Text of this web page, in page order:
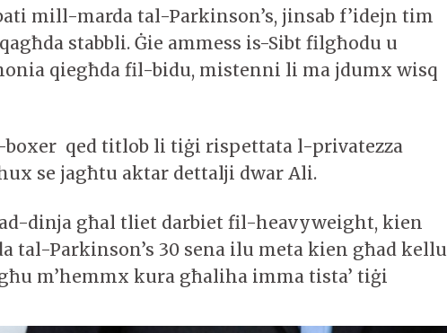
mill-marda tal-Parkinson’s, jinsab f’idejn tim
stabbli. Ġie ammess is-Sibt filgħodu u
qiegħda fil-bidu, mistenni li ma jdumx wisq
qed titlob li tiġi rispettata l-privatezza
se jagħtu aktar dettalji dwar Ali.
dinja għal tliet darbiet fil-heavyweight, kien
tal-Parkinson’s 30 sena ilu meta kien għad kellu
m’hemmx kura għaliha imma tista’ tiġi